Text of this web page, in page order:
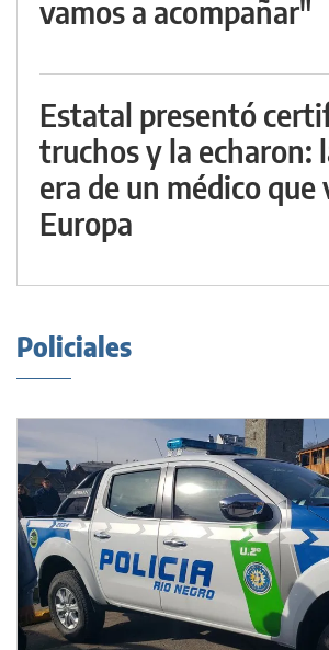
vamos a acompañar"
Estatal presentó
truchos y la echaron:
era de un médico que
Europa
Policiales